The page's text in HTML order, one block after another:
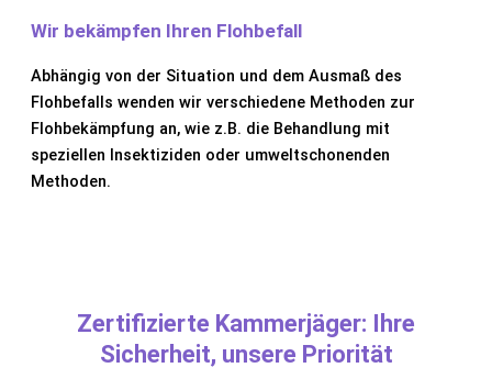
Wir bekämpfen Ihren Flohbefall
Abhängig von der Situation und dem Ausmaß des
Flohbefalls wenden wir verschiedene Methoden zur
Flohbekämpfung an, wie z.B. die Behandlung mit
speziellen Insektiziden oder umweltschonenden
Methoden.
Zertifizierte Kammerjäger: Ihre
Sicherheit, unsere Priorität